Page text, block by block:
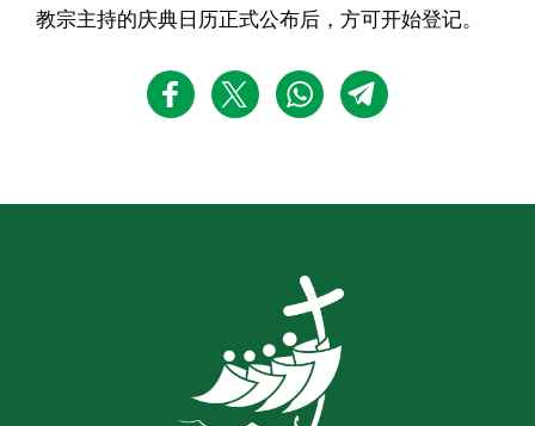
教宗主持的庆典日历正式公布后，方可开始登记。